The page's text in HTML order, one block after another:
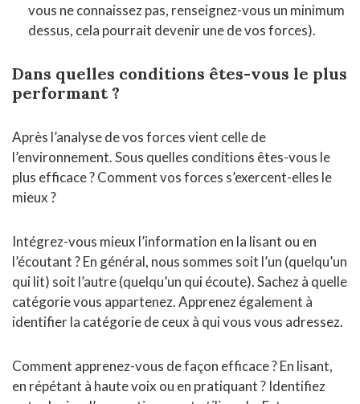
vous ne connaissez pas, renseignez-vous un minimum
dessus, cela pourrait devenir une de vos forces).
Dans quelles conditions êtes-vous le plus
performant ?
Après l’analyse de vos forces vient celle de
l’environnement. Sous quelles conditions êtes-vous le
plus efficace ? Comment vos forces s’exercent-elles le
mieux ?
Intégrez-vous mieux l’information en la lisant ou en
l’écoutant ? En général, nous sommes soit l’un (quelqu’un
qui lit) soit l’autre (quelqu’un qui écoute). Sachez à quelle
catégorie vous appartenez. Apprenez également à
identifier la catégorie de ceux à qui vous vous adressez.
Comment apprenez-vous de façon efficace ? En lisant,
en répétant à haute voix ou en pratiquant ? Identifiez